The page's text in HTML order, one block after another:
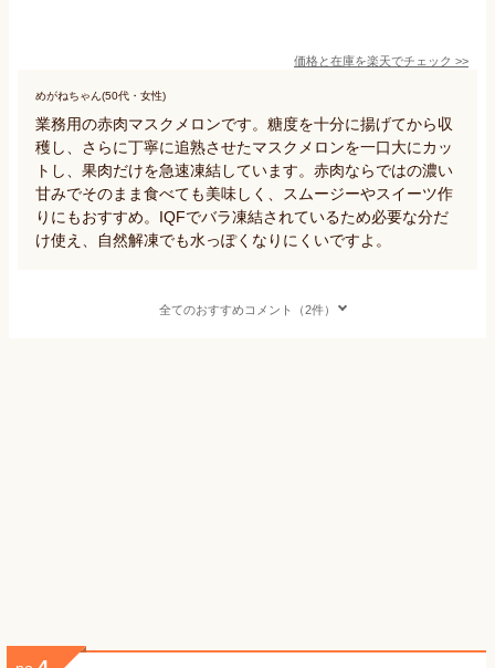
価格と在庫を楽天でチェック >>
めがねちゃん(50代・女性)
業務用の赤肉マスクメロンです。糖度を十分に揚げてから収
穫し、さらに丁寧に追熟させたマスクメロンを一口大にカッ
トし、果肉だけを急速凍結しています。赤肉ならではの濃い
甘みでそのまま食べても美味しく、スムージーやスイーツ作
りにもおすすめ。IQFでバラ凍結されているため必要な分だ
け使え、自然解凍でも水っぽくなりにくいですよ。
全てのおすすめコメント（2件）